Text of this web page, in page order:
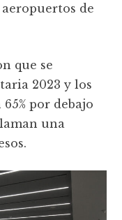
de
que se
2023 y los
por debajo
una